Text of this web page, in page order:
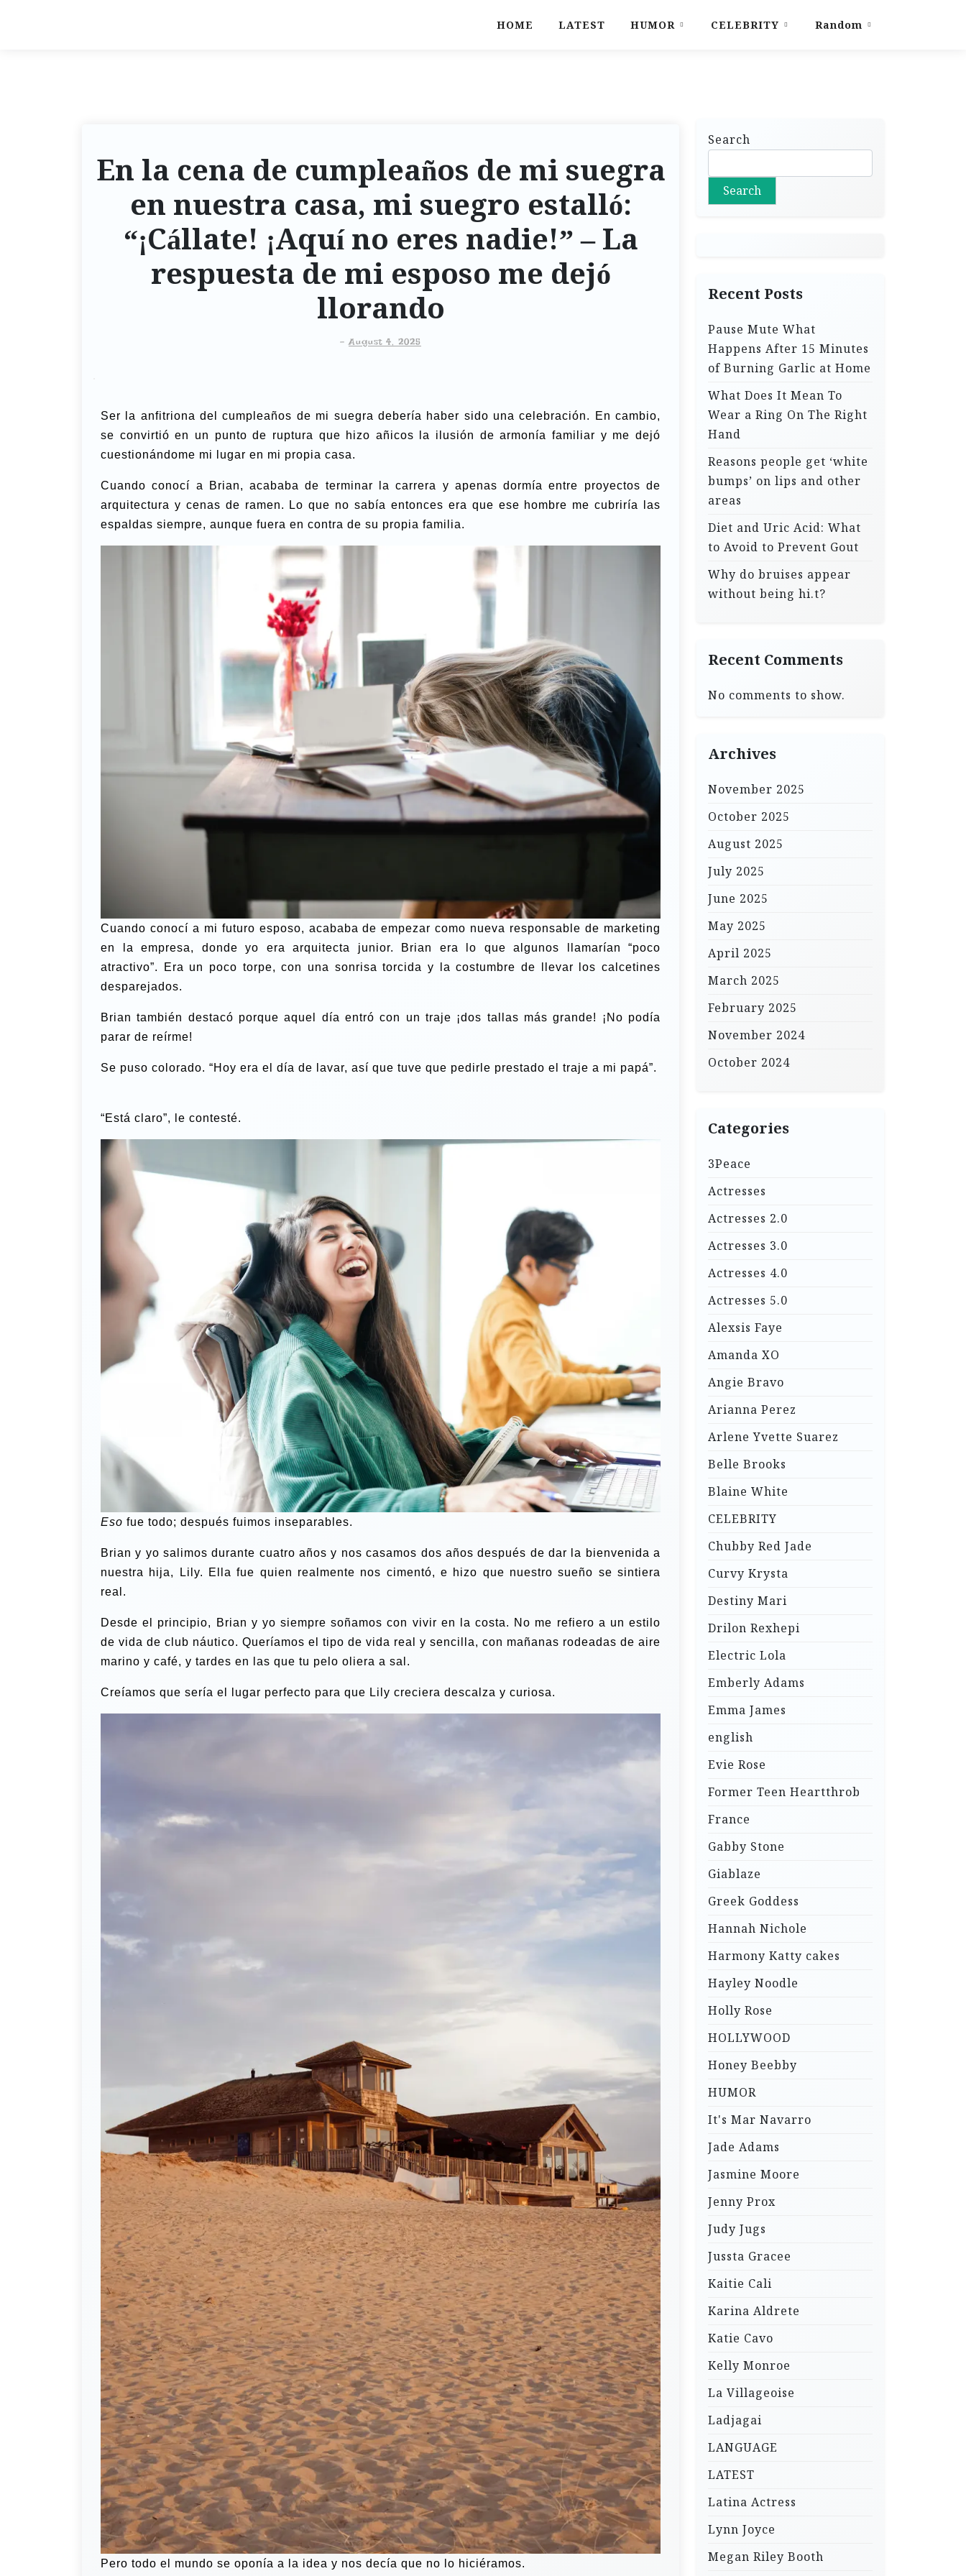
HOME LATEST HUMOR CELEBRITY Random
En la cena de cumpleaños de mi suegra
en nuestra casa, mi suegro estalló:
“¡Cállate! ¡Aquí no eres nadie!” – La
respuesta de mi esposo me dejó
llorando
-August 4, 2025
Ser la anfitriona del cumpleaños de mi suegra debería haber sido una celebración. En cambio,
se convirtió en un punto de ruptura que hizo añicos la ilusión de armonía familiar y me dejó
cuestionándome mi lugar en mi propia casa.
Cuando conocí a Brian, acababa de terminar la carrera y apenas dormía entre proyectos de
arquitectura y cenas de ramen. Lo que no sabía entonces era que ese hombre me cubriría las
espaldas siempre, aunque fuera en contra de su propia familia.
Cuando conocí a mi futuro esposo, acababa de empezar como nueva responsable de marketing
en la empresa, donde yo era arquitecta junior. Brian era lo que algunos llamarían “poco
atractivo”. Era un poco torpe, con una sonrisa torcida y la costumbre de llevar los calcetines
desparejados.
Brian también destacó porque aquel día entró con un traje ¡dos tallas más grande! ¡No podía
parar de reírme!
Se puso colorado. “Hoy era el día de lavar, así que tuve que pedirle prestado el traje a mi papá”.
“Está claro”, le contesté.
Eso fue todo; después fuimos inseparables.
Brian y yo salimos durante cuatro años y nos casamos dos años después de dar la bienvenida a
nuestra hija, Lily. Ella fue quien realmente nos cimentó, e hizo que nuestro sueño se sintiera
real.
Desde el principio, Brian y yo siempre soñamos con vivir en la costa. No me refiero a un estilo
de vida de club náutico. Queríamos el tipo de vida real y sencilla, con mañanas rodeadas de aire
marino y café, y tardes en las que tu pelo oliera a sal.
Creíamos que sería el lugar perfecto para que Lily creciera descalza y curiosa.
Pero todo el mundo se oponía a la idea y nos decía que no lo hiciéramos.
Search
Search
Recent Posts
Pause Mute What
Happens After 15 Minutes
of Burning Garlic at Home
What Does It Mean To
Wear a Ring On The Right
Hand
Reasons people get ‘white
bumps’ on lips and other
areas
Diet and Uric Acid: What
to Avoid to Prevent Gout
Why do bruises appear
without being hi.t?
Recent Comments
No comments to show.
Archives
November 2025
October 2025
August 2025
July 2025
June 2025
May 2025
April 2025
March 2025
February 2025
November 2024
October 2024
Categories
3Peace
Actresses
Actresses 2.0
Actresses 3.0
Actresses 4.0
Actresses 5.0
Alexsis Faye
Amanda XO
Angie Bravo
Arianna Perez
Arlene Yvette Suarez
Belle Brooks
Blaine White
CELEBRITY
Chubby Red Jade
Curvy Krysta
Destiny Mari
Drilon Rexhepi
Electric Lola
Emberly Adams
Emma James
english
Evie Rose
Former Teen Heartthrob
France
Gabby Stone
Giablaze
Greek Goddess
Hannah Nichole
Harmony Katty cakes
Hayley Noodle
Holly Rose
HOLLYWOOD
Honey Beebby
HUMOR
It's Mar Navarro
Jade Adams
Jasmine Moore
Jenny Prox
Judy Jugs
Jussta Gracee
Kaitie Cali
Karina Aldrete
Katie Cavo
Kelly Monroe
La Villageoise
Ladjagai
LANGUAGE
LATEST
Latina Actress
Lynn Joyce
Megan Riley Booth